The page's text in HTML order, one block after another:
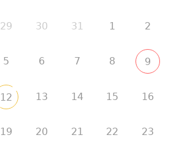
29 30 31 1 2
5 6 7 8 9
12 13 14 15 16
19 20 21 22 23